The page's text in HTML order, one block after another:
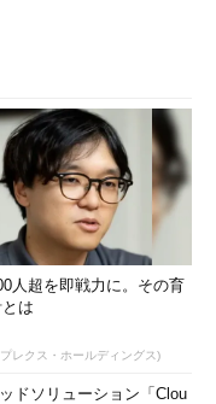
人超を即戦力に。その育
は
レクス・ホールディングス)
ドソリューション「Clou